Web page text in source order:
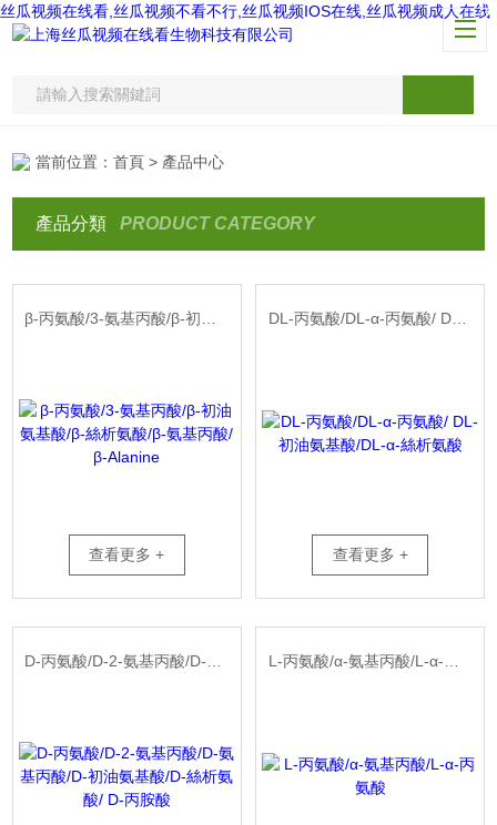
丝瓜视频在线看,丝瓜视频不看不行,丝瓜视频IOS在线,丝瓜视频成人在线
當前位置：首頁 > 產品中心
產品分類 PRODUCT CATEGORY
β-丙氨酸/3-氨基丙酸/β-初油氨基酸/β-絲析氨酸/β-氨基丙酸/β-Alanine
查看更多 +
DL-丙氨酸/DL-α-丙氨酸/ DL-初油氨基酸/DL-α-絲析氨酸
查看更多 +